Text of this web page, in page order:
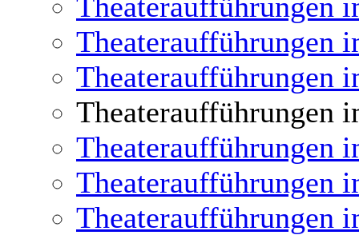
Theateraufführungen
Theateraufführungen
Theateraufführungen
Theateraufführungen
Theateraufführungen
Theateraufführungen